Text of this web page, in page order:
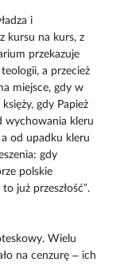
i
kursu na kurs, z
przekazuje
a przecież
miejsce, gdy w
gdy Papież
wychowania kleru
a od upadku kleru
gdy
polskie
już przeszłość”.
Wielu
na cenzurę – ich